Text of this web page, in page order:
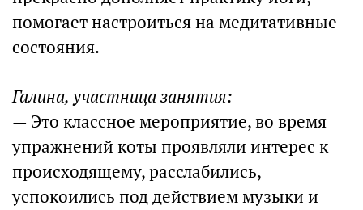
помогает настроиться на медитативные
состояния.
Галина, участница занятия:
— Это классное мероприятие, во время
упражнений коты проявляли интерес к
происходящему, расслабились,
успокоились под действием музыки и